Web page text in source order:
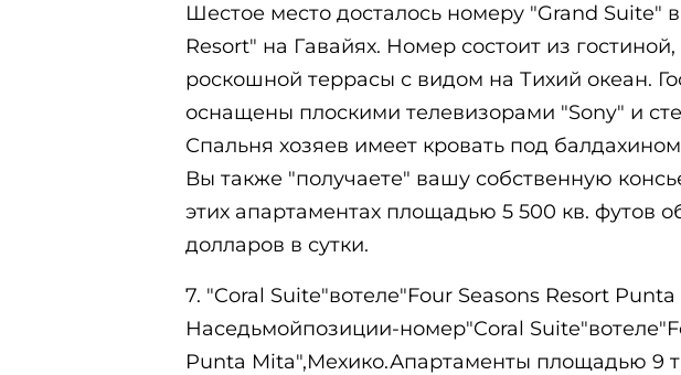
Шестое место досталось номеру "Grand Suite"
Resort" на Гавайях. Номер состоит из гостиной,
роскошной террасы с видом на Тихий океан.
оснащены плоскими телевизорами "Sony" и
Спальня хозяев имеет кровать под
Вы также "получаете" вашу собственную
этих апартаментах площадью 5 500 кв. футов
долларов в сутки.
7. "Coral Suite"вотеле"Four Seasons Resort
Наседьмойпозиции-номер"Coral
Punta Mita",Мехико.Апартаменты площадью 9